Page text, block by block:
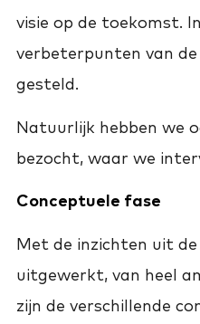
visie op de toekomst.
verbeterpunten van
gesteld.
Natuurlijk hebben we
bezocht, waar we
Conceptuele fase
Met de inzichten uit
uitgewerkt, van heel
zijn de verschillende